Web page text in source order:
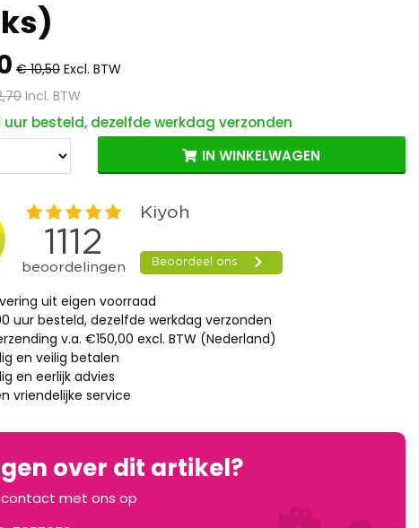
€ 10,50 Excl. BTW
Incl. BTW
uur besteld, dezelfde werkdag verzonden
IN WINKELWAGEN
uit eigen voorraad
uur besteld, dezelfde werkdag verzonden
v.a. €150,00 excl. BTW (Nederland)
en veilig betalen
en eerlijk advies
vriendelijke service
over dit artikel?
met ons op